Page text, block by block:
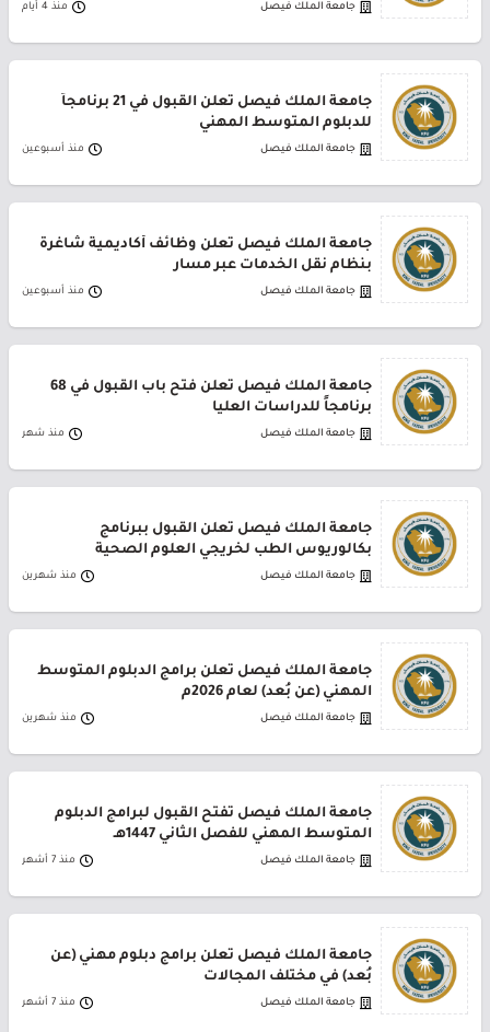
جامعة الملك فيصل منذ 4 أيام
جامعة الملك فيصل تعلن القبول في 21 برنامجاً
للدبلوم المتوسط المهني
جامعة الملك فيصل منذ أسبوعين
جامعة الملك فيصل تعلن وظائف أكاديمية شاغرة
بنظام نقل الخدمات عبر مسار
جامعة الملك فيصل منذ أسبوعين
جامعة الملك فيصل تعلن فتح باب القبول في 68
برنامجاً للدراسات العليا
جامعة الملك فيصل منذ شهر
جامعة الملك فيصل تعلن القبول ببرنامج
بكالوريوس الطب لخريجي العلوم الصحية
جامعة الملك فيصل منذ شهرين
جامعة الملك فيصل تعلن برامج الدبلوم المتوسط
المهني (عن بُعد) لعام 2026م
جامعة الملك فيصل منذ شهرين
جامعة الملك فيصل تفتح القبول لبرامج الدبلوم
المتوسط المهني للفصل الثاني 1447هـ
جامعة الملك فيصل منذ 7 أشهر
جامعة الملك فيصل تعلن برامج دبلوم مهني (عن
بُعد) في مختلف المجالات
جامعة الملك فيصل منذ 7 أشهر